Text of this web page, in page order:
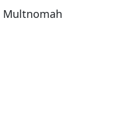
Multnomah